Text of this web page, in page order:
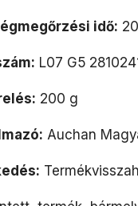
idő:
L07 G5
200 g
Auchan